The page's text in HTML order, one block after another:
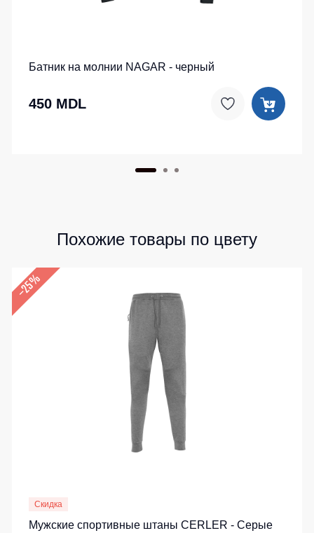
Батник на молнии NAGAR - черный
450 MDL
Похожие товары по цвету
–25%
Скидка
Мужские спортивные штаны CERLER - Серые